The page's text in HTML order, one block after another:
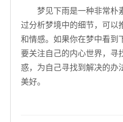
梦见下雨是一种非常朴
过分析梦境中的细节，可以
和情感。如果你在梦中看到
要关注自己的内心世界，寻
惑，为自己寻找到解决的办
美好。